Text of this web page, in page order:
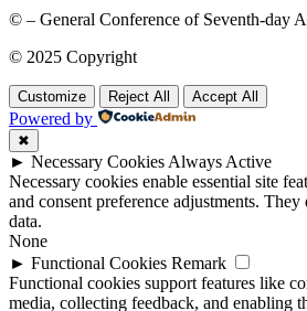
© – General Conference of Seventh-day
© 2025 Copyright
Customize Reject All Accept All
Powered by
✖
► Necessary Cookies Always Active
Necessary cookies enable essential site
and consent preference adjustments. They
data.
None
► Functional Cookies Remark
Functional cookies support features like
media, collecting feedback, and enabling